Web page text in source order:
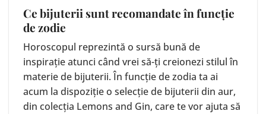
Ce bijuterii sunt recomandate în funcție
de zodie
Horoscopul reprezintă o sursă bună de
inspirație atunci când vrei să-ți creionezi stilul în
materie de bijuterii. În funcție de zodia ta ai
acum la dispoziție o selecție de bijuterii din aur,
din colecția Lemons and Gin, care te vor ajuta să